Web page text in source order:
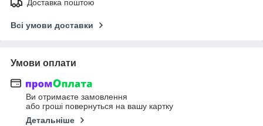
Доставка поштою
Всі умови доставки
Умови оплати
Ви отримаєте замовлення
або гроші повернуться на вашу картку
Детальніше